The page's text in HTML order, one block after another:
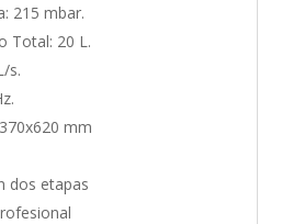
215 mbar.
Total: 20 L.
s.
mm
dos etapas